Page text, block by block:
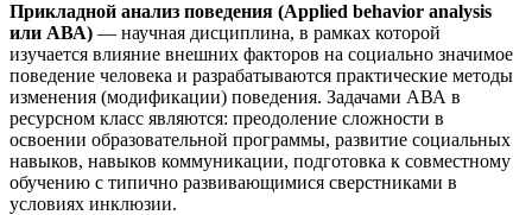
Прикладной анализ поведения (Applied behavior analysis
или АВА) — научная дисциплина, в рамках которой
изучается влияние внешних факторов на социально значимое
поведение человека и разрабатываются практические методы
изменения (модификации) поведения. Задачами АВА в
ресурсном класс являются: преодоление сложности в
освоении образовательной программы, развитие социальных
навыков, навыков коммуникации, подготовка к совместному
обучению с типично развивающимися сверстниками в
условиях инклюзии.